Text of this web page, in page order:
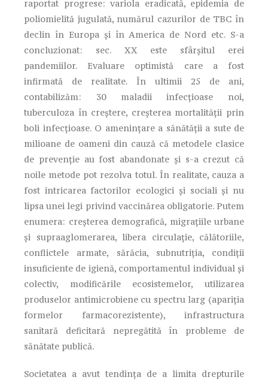
raportat progrese: variola eradicată, epidemia de
poliomielită jugulată, numărul cazurilor de TBC în
declin în Europa și în America de Nord etc. S-a
concluzionat: sec. XX este sfârşitul erei
pandemiilor. Evaluare optimistă care a fost
infirmată de realitate. În ultimii 25 de ani,
contabilizăm: 30 maladii infecțioase noi,
tuberculoza în creștere, creșterea mortalității prin
boli infecțioase. O amenințare a sănătății a sute de
milioane de oameni din cauză că metodele clasice
de prevenție au fost abandonate și s-a crezut că
noile metode pot rezolva totul. În realitate, cauza a
fost intricarea factorilor ecologici și sociali și nu
lipsa unei legi privind vaccinărea obligatorie. Putem
enumera: creșterea demografică, migrațiile urbane
și supraaglomerarea, libera circulație, călătoriile,
conflictele armate, sărăcia, subnutriţia, condiţii
insuficiente de igienă, comportamentul individual şi
colectiv, modificările ecosistemelor, utilizarea
produselor antimicrobiene cu spectru larg (apariţia
formelor farmacorezistente), infrastructura
sanitară deficitară nepregătită în probleme de
sănătate publică.
Societatea a avut tendința de a limita drepturile